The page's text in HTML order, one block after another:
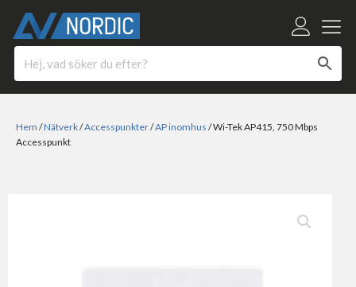
Hem /Nätverk/Accesspunkter/AP inomhus / Wi-Tek AP415, 750 Mbps
Accesspunkt